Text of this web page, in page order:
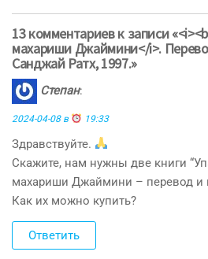
13 комментариев к записи
махариши Джаймини</i>.
Санджай Ратх, 1997.»
Степан:
2024-04-08 в 19:33
Здравствуйте.
Скажите, нам нужны две книги
махариши Джаймини – перевод и
Как их можно купить?
Ответить